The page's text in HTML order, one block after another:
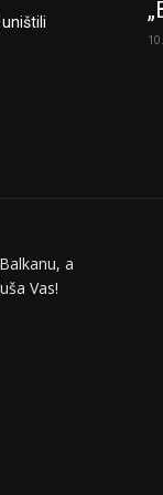
a
Vas!